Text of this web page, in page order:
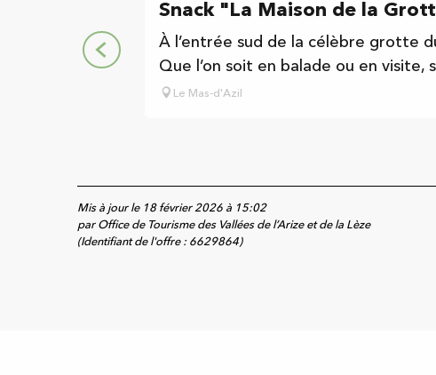
Snack "La Maison de la
À l’entrée sud de la célèbre grotte
Que l’on soit en balade ou en visite,
Le Mas-d'Azil
Mis à jour le 18 février 2026 à 15:02
par Office de Tourisme des Vallées de l’Arize et de la Lèze
(Identifiant de l'offre : 6629864)